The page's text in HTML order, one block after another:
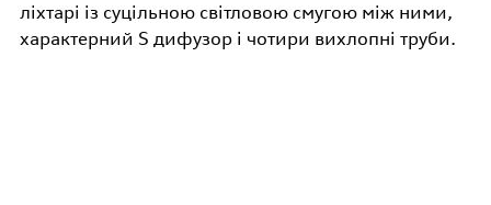
ліхтарі із суцільною світловою смугою між ними,
характерний S дифузор і чотири вихлопні труби.